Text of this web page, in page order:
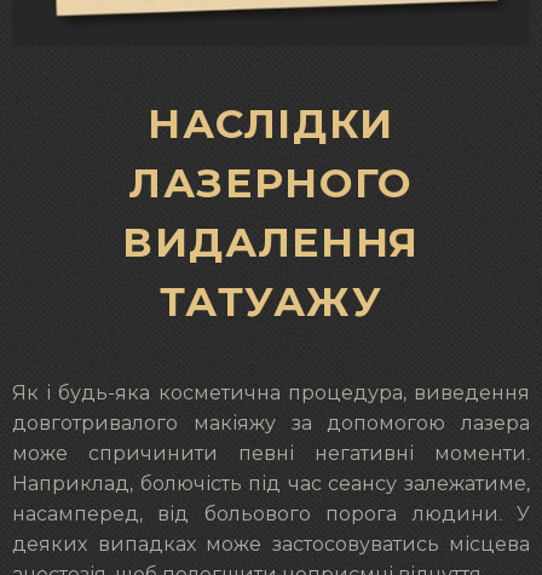
НАСЛІДКИ
ЛАЗЕРНОГО
ВИДАЛЕННЯ
ТАТУАЖУ
Як і будь-яка косметична процедура, виведення
довготривалого макіяжу за допомогою лазера
може спричинити певні негативні моменти.
Наприклад, болючість під час сеансу залежатиме,
насамперед, від больового порога людини. У
деяких випадках може застосовуватись місцева